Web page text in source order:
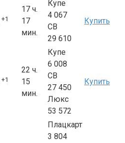
+1
17 ч.
17
мин.
Купе
4 067
СВ
29 610
Купить
+1
22 ч.
15
мин.
Купе
6 008
СВ
27 450
Люкс
53 572
Купить
Плацкарт
3 804